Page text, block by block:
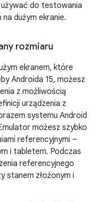
do testowania
dużym ekranie.
rozmiaru
ekranem, które
Androida 15, możesz
z możliwością
urządzenia z
systemu Android
możesz szybko
referencyjnymi –
i tabletem. Podczas
referencyjnego
stanem złożonym i